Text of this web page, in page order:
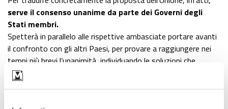
serve il consenso unanime da parte dei Governi degli
Stati membri.
Spetterà in parallelo alle rispettive ambasciate portare avanti
il confronto con gli altri Paesi, per provare a raggiungere nei
tempi più brevi l’unanimità, individuando le soluzioni che
evitino pesanti ripercussioni sulle economie interne. Anche
perché la decisione potrebbe tradursi già da subito in ulteriori